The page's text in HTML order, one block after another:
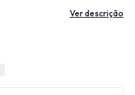
Ver descrição